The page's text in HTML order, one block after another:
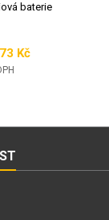
baterie
Kč